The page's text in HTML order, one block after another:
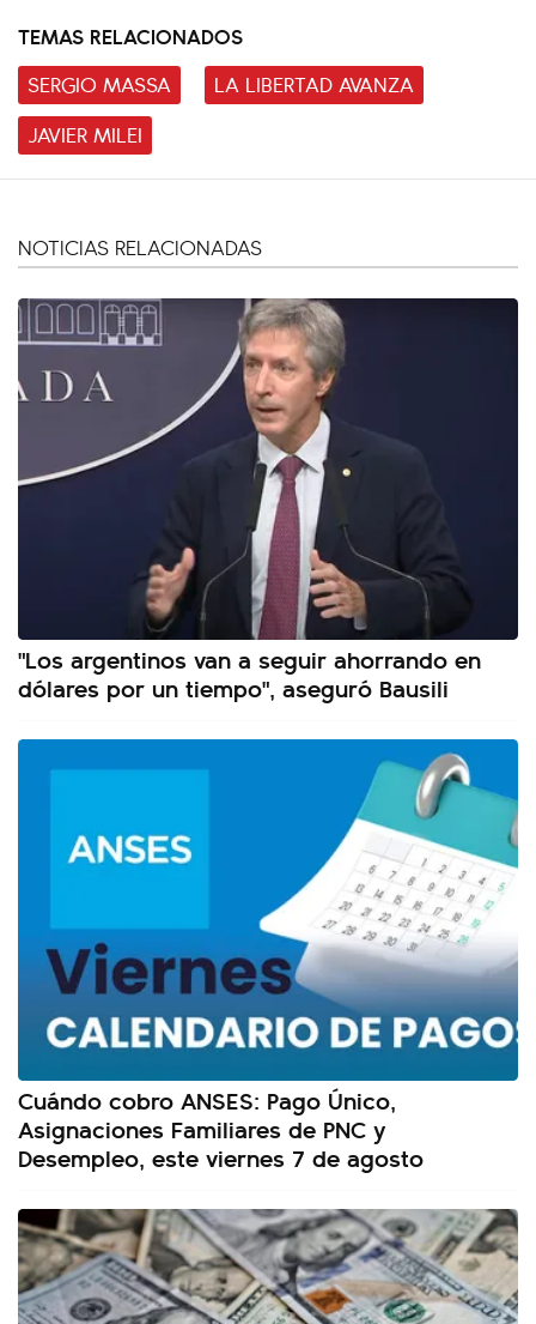
TEMAS RELACIONADOS
SERGIO MASSA
LA LIBERTAD AVANZA
JAVIER MILEI
NOTICIAS RELACIONADAS
"Los argentinos van a seguir ahorrando en
dólares por un tiempo", aseguró Bausili
Cuándo cobro ANSES: Pago Único,
Asignaciones Familiares de PNC y
Desempleo, este viernes 7 de agosto